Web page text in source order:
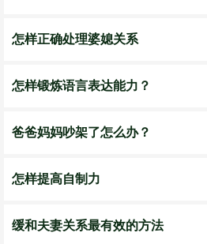
怎样正确处理婆媳关系
怎样锻炼语言表达能力？
爸爸妈妈吵架了怎么办？
怎样提高自制力
缓和夫妻关系最有效的方法